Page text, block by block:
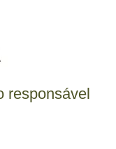
responsável